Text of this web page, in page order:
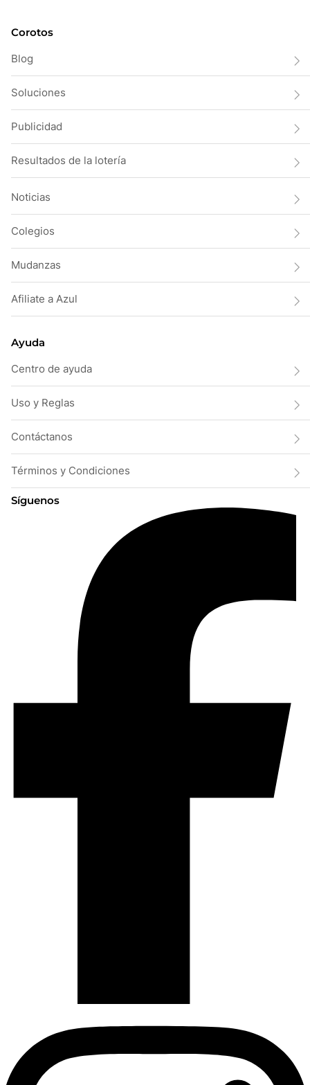
Corotos
Blog
Soluciones
Publicidad
Resultados de la lotería
Noticias
Colegios
Mudanzas
Afiliate a Azul
Ayuda
Centro de ayuda
Uso y Reglas
Contáctanos
Términos y Condiciones
Síguenos